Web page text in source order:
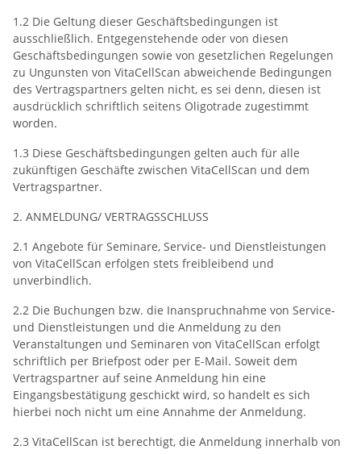
1.2 Die Geltung dieser Geschäftsbedingungen ist
ausschließlich. Entgegenstehende oder von diesen
Geschäftsbedingungen sowie von gesetzlichen Regelungen
zu Ungunsten von VitaCellScan abweichende Bedingungen
des Vertragspartners gelten nicht, es sei denn, diesen ist
ausdrücklich schriftlich seitens Oligotrade zugestimmt
worden.
1.3 Diese Geschäftsbedingungen gelten auch für alle
zukünftigen Geschäfte zwischen VitaCellScan und dem
Vertragspartner.
2. ANMELDUNG/ VERTRAGSSCHLUSS
2.1 Angebote für Seminare, Service- und Dienstleistungen
von VitaCellScan erfolgen stets freibleibend und
unverbindlich.
2.2 Die Buchungen bzw. die Inanspruchnahme von Service-
und Dienstleistungen und die Anmeldung zu den
Veranstaltungen und Seminaren von VitaCellScan erfolgt
schriftlich per Briefpost oder per E-Mail. Soweit dem
Vertragspartner auf seine Anmeldung hin eine
Eingangsbestätigung geschickt wird, so handelt es sich
hierbei noch nicht um eine Annahme der Anmeldung.
2.3 VitaCellScan ist berechtigt, die Anmeldung innerhalb von